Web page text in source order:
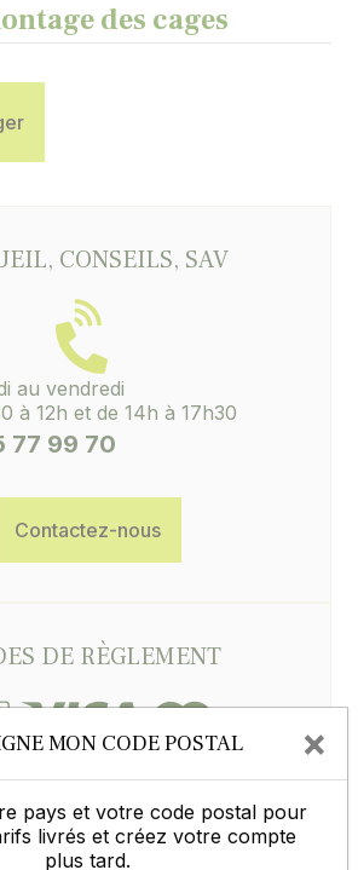
des cages
CONSEILS, SAV
au vendredi
à 12h et de 14h à 17h30
77 99 70
Contactez-nous
DE RÈGLEMENT
En savoir plus
MON CODE POSTAL ×
pays et votre code postal pour
livrés et créez votre compte
plus tard.